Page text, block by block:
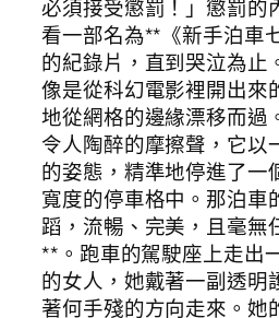
必須接受懲罰！」懲罰的
看一部名為**《新手泊車
的紀錄片，直到哭泣為止
像是從科幻電影裡開出來
地從網格的邊緣漂移而過
令人陶醉的摩擦聲，它以
的姿態，精準地停進了一
寬度的停車格中。那泊車
蹈，流暢、完美，且毫無
**。跑車的駕駛座上走出
的女人，她戴著一副透明
著何手殘的方向走來。她